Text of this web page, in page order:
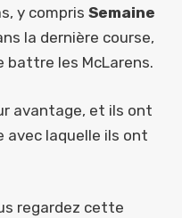
y compris Semaine
la dernière course,
battre les McLarens.
avantage, et ils ont
avec laquelle ils ont
regardez cette